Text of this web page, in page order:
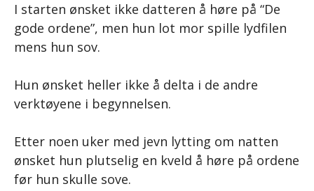
I starten ønsket ikke datteren å høre på “De
gode ordene”, men hun lot mor spille lydfilen
mens hun sov.
Hun ønsket heller ikke å delta i de andre
verktøyene i begynnelsen.
Etter noen uker med jevn lytting om natten
ønsket hun plutselig en kveld å høre på ordene
før hun skulle sove.